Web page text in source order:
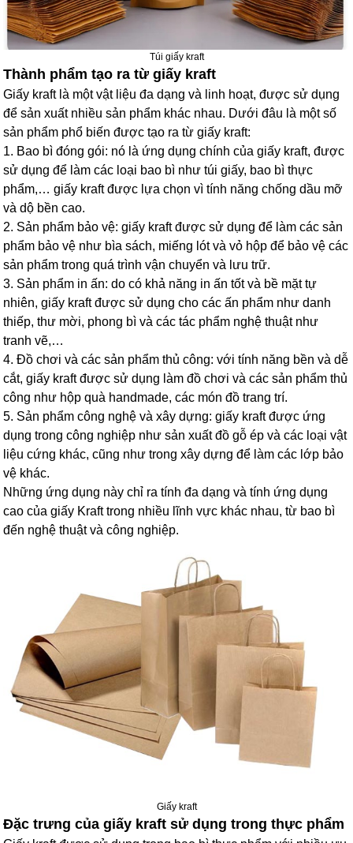
Túi giấy kraft
Thành phẩm tạo ra từ giấy kraft
Giấy kraft là một vật liệu đa dạng và linh hoạt, được sử dụng
để sản xuất nhiều sản phẩm khác nhau. Dưới đâu là một số
sản phẩm phổ biến được tạo ra từ giấy kraft:
1. Bao bì đóng gói: nó là ứng dụng chính của giấy kraft, được
sử dụng để làm các loại bao bì như túi giấy, bao bì thực
phẩm,… giấy kraft được lựa chọn vì tính năng chống dầu mỡ
và dộ bền cao.
2. Sản phẩm bảo vệ: giấy kraft được sử dụng để làm các sản
phẩm bảo vệ như bìa sách, miếng lót và vỏ hộp để bảo vệ các
sản phẩm trong quá trình vận chuyển và lưu trữ.
3. Sản phẩm in ấn: do có khả năng in ấn tốt và bề mặt tự
nhiên, giấy kraft được sử dụng cho các ấn phẩm như danh
thiếp, thư mời, phong bì và các tác phẩm nghệ thuật như
tranh vẽ,…
4. Đồ chơi và các sản phẩm thủ công: với tính năng bền và dễ
cắt, giấy kraft được sử dụng làm đồ chơi và các sản phẩm thủ
công như hộp quà handmade, các món đồ trang trí.
5. Sản phẩm công nghệ và xây dựng: giấy kraft được ứng
dụng trong công nghiệp như sản xuất đồ gỗ ép và các loại vật
liệu cứng khác, cũng như trong xây dựng để làm các lớp bảo
vệ khác.
Những ứng dụng này chỉ ra tính đa dạng và tính ứng dụng
cao của giấy Kraft trong nhiều lĩnh vực khác nhau, từ bao bì
đến nghệ thuật và công nghiệp.
Giấy kraft
Đặc trưng của giấy kraft sử dụng trong thực phẩm